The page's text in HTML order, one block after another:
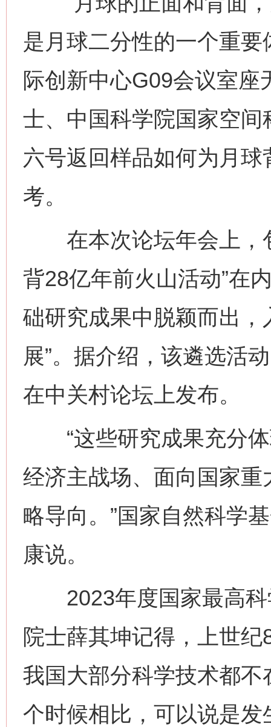
是月球二分性的一个重
际创新中心G09会议室
士、中国科学院国家空
六号返回样品如何为月
考。
在本次论坛年会上，
背28亿年前火山活动”在
础研究成果中脱颖而出，
展”。据介绍，该遴选活
在中关村论坛上发布。
“这些研究成果充分体
经济主战场、面向国家
略导向。”国家自然科学
康说。
2023年度国家最高科
院士薛其坤记得，上世
我国大部分科学技术都不
个时候相比，可以说是发